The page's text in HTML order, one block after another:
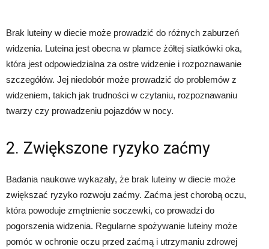
Brak luteiny w diecie może prowadzić do różnych zaburzeń
widzenia. Luteina jest obecna w plamce żółtej siatkówki oka,
która jest odpowiedzialna za ostre widzenie i rozpoznawanie
szczegółów. Jej niedobór może prowadzić do problemów z
widzeniem, takich jak trudności w czytaniu, rozpoznawaniu
twarzy czy prowadzeniu pojazdów w nocy.
2. Zwiększone ryzyko zaćmy
Badania naukowe wykazały, że brak luteiny w diecie może
zwiększać ryzyko rozwoju zaćmy. Zaćma jest chorobą oczu,
która powoduje zmętnienie soczewki, co prowadzi do
pogorszenia widzenia. Regularne spożywanie luteiny może
pomóc w ochronie oczu przed zaćmą i utrzymaniu zdrowej